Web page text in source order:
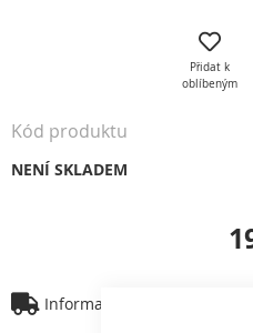
obrázky
Přidat k
oblíbeným
NENÍ SKLADEM
Kód produktu
Informace o dopravě